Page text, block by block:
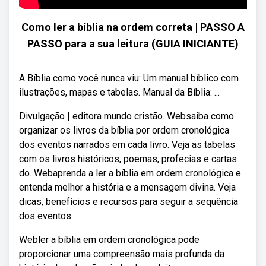
Como ler a bíblia na ordem correta | PASSO A
PASSO para a sua leitura (GUIA INICIANTE)
A Bíblia como você nunca viu: Um manual bíblico com
ilustrações, mapas e tabelas. Manual da Bíblia: ...
Divulgação | editora mundo cristão. Websaiba como
organizar os livros da bíblia por ordem cronológica
dos eventos narrados em cada livro. Veja as tabelas
com os livros históricos, poemas, profecias e cartas
do. Webaprenda a ler a bíblia em ordem cronológica e
entenda melhor a história e a mensagem divina. Veja
dicas, benefícios e recursos para seguir a sequência
dos eventos.
Webler a bíblia em ordem cronológica pode
proporcionar uma compreensão mais profunda da